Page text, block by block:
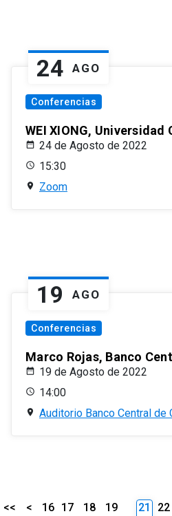
24 AGO
Conferencias
WEI XIONG,
24 de Agosto de 2022
15:30
Zoom
19 AGO
Conferencias
Marco Rojas, Banco
19 de Agosto de 2022
14:00
Auditorio Banco Central de
<< < 16 17 18
19
21 22